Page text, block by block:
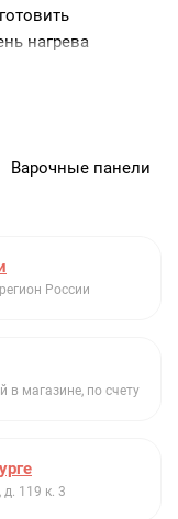
нагрева
Варочные панели
России
магазине, по счету
119 к. 3